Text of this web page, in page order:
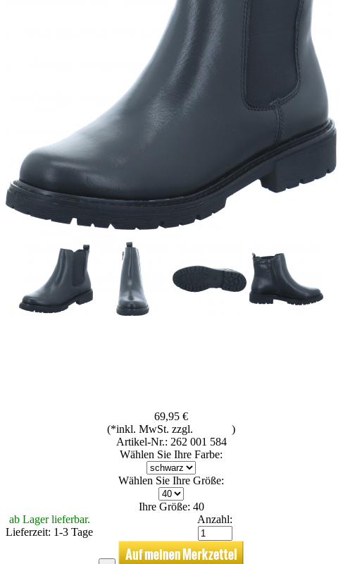
69,95 €
(*inkl. MwSt. zzgl.
)
Artikel-Nr.: 262 001 584
Wählen Sie Ihre Farbe:
Wählen Sie Ihre Größe:
Ihre Größe: 40
ab Lager lieferbar.
Lieferzeit: 1-3 Tage
Anzahl: